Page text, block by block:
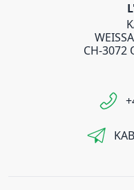
CH-3072